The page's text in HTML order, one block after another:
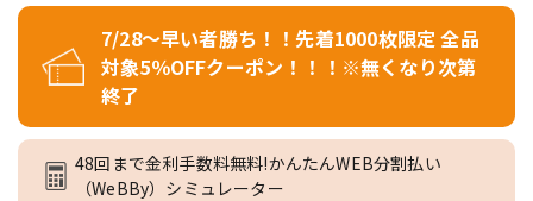
7/28～早い者勝ち！！先着1000枚限定 全品
対象5％OFFクーポン！！！※無くなり次第
終了
48回まで金利手数料無料!かんたんWEB分割払い
（WeBBy）シミュレーター